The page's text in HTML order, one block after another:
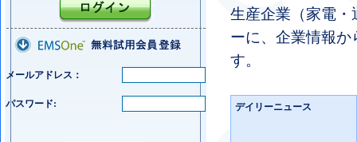
メールアドレス：
パスワード:
生産企業（家電・
ーに、企業情報
す。
デイリーニュース